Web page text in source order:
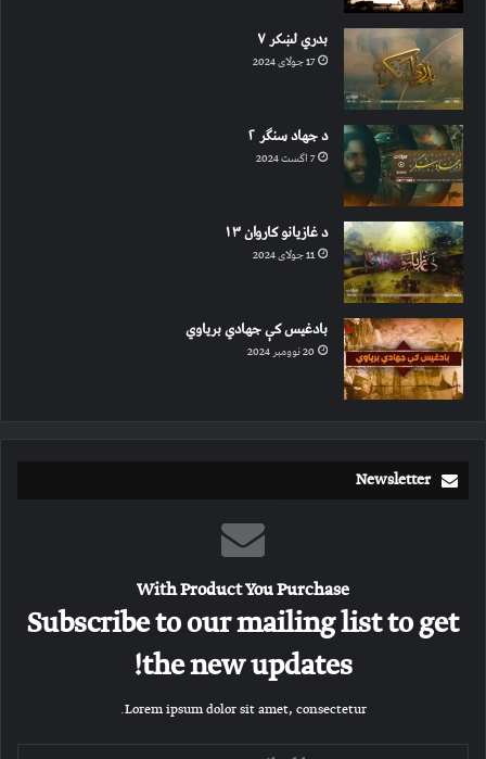
بدري لښکر ۷
17 جولای 2024
د جهاد سنګر ۲
7 اگست 2024
د غازیانو کاروان ۱۳
11 جولای 2024
بادغیس کې جهادي بریاوي
20 نوومبر 2024
Newsletter
With Product You Purchase
Subscribe to our mailing list to get
the new updates!
Lorem ipsum dolor sit amet, consectetur.